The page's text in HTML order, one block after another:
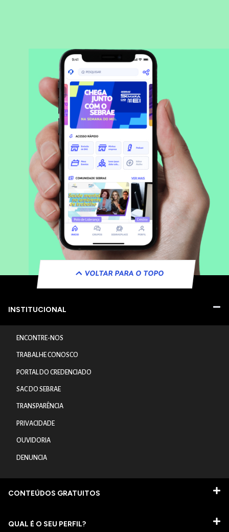
VOLTAR PARA O TOPO
INSTITUCIONAL
ENCONTRE-NOS
TRABALHE CONOSCO
PORTAL DO CREDENCIADO
SAC DO SEBRAE
TRANSPARÊNCIA
PRIVACIDADE
OUVIDORIA
DENUNCIA
CONTEÚDOS GRATUITOS
QUAL É O SEU PERFIL?